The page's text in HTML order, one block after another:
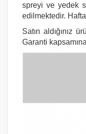
spreyi ve yedek
edilmektedir.
Satın aldığınız
Garanti